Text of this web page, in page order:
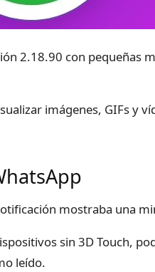
2.18.90 con pequeñas
imágenes, GIFs y
mostraba una
sin 3D Touch,
leído.